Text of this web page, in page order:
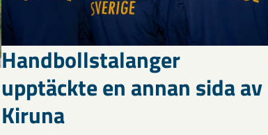
Handbollstalanger
upptäckte en annan sida av
Kiruna